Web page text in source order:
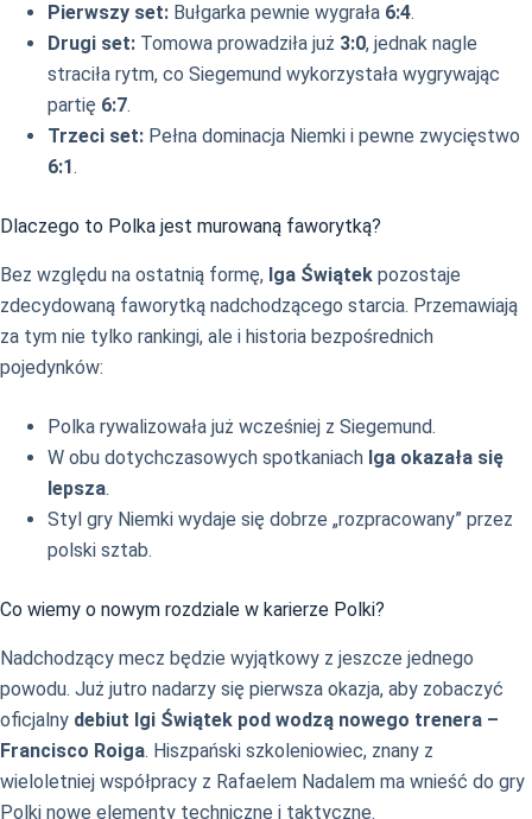
Pierwszy set: Bułgarka pewnie wygrała 6:4.
Drugi set: Tomowa prowadziła już 3:0, jednak nagle
straciła rytm, co Siegemund wykorzystała wygrywając
partię 6:7.
Trzeci set: Pełna dominacja Niemki i pewne zwycięstwo
6:1.
Dlaczego to Polka jest murowaną faworytką?
Bez względu na ostatnią formę, Iga Świątek pozostaje
zdecydowaną faworytką nadchodzącego starcia. Przemawiają
za tym nie tylko rankingi, ale i historia bezpośrednich
pojedynków:
Polka rywalizowała już wcześniej z Siegemund.
W obu dotychczasowych spotkaniach Iga okazała się
lepsza.
Styl gry Niemki wydaje się dobrze „rozpracowany” przez
polski sztab.
Co wiemy o nowym rozdziale w karierze Polki?
Nadchodzący mecz będzie wyjątkowy z jeszcze jednego
powodu. Już jutro nadarzy się pierwsza okazja, aby zobaczyć
oficjalny debiut Igi Świątek pod wodzą nowego trenera –
Francisco Roiga. Hiszpański szkoleniowiec, znany z
wieloletniej współpracy z Rafaelem Nadalem ma wnieść do gry
Polki nowe elementy techniczne i taktyczne.